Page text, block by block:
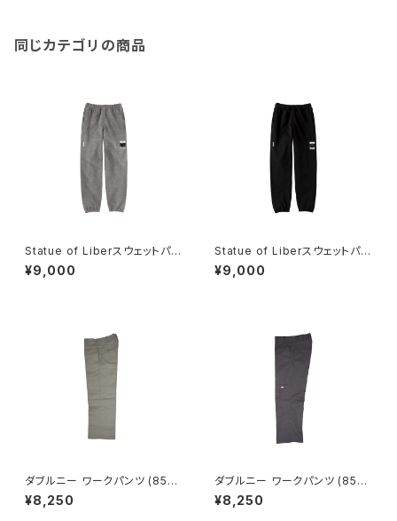
同じカテゴリの商品
Statue of Liberスウェットパン
ツ【CROSSJAM】
¥9,000
Statue of Liberスウェットパン
ツ【CROSSJAM】
¥9,000
ダブルニー ワークパンツ (85-2
83) 【DICKIES】
¥8,250
ダブルニー ワークパンツ (85-2
83) 【DICKIES】
¥8,250